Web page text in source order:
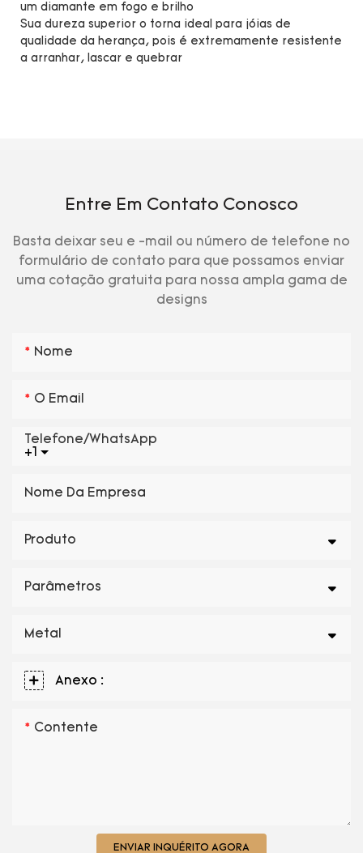
um diamante em fogo e brilho
Sua dureza superior o torna ideal para jóias de
qualidade da herança, pois é extremamente resistente
a arranhar, lascar e quebrar
Entre Em Contato Conosco
Basta deixar seu e -mail ou número de telefone no
formulário de contato para que possamos enviar
uma cotação gratuita para nossa ampla gama de
designs
Nome
O Email
+1
Telefone/WhatsApp
Nome Da Empresa
Produto
Parâmetros
Metal
Anexo :
Contente
ENVIAR INQUÉRITO AGORA